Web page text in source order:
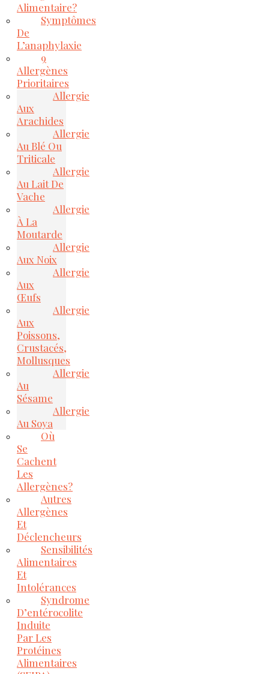
Alimentaire?
Symptômes
De
L’anaphylaxie
9
Allergènes
Prioritaires
Allergie
Aux
Arachides
Allergie
Au Blé Ou
Triticale
Allergie
Au Lait De
Vache
Allergie
À La
Moutarde
Allergie
Aux Noix
Allergie
Aux
Œufs
Allergie
Aux
Poissons,
Crustacés,
Mollusques
Allergie
Au
Sésame
Allergie
Au Soya
Où
Se
Cachent
Les
Allergènes?
Autres
Allergènes
Et
Déclencheurs
Sensibilités
Alimentaires
Et
Intolérances
Syndrome
D’entérocolite
Induite
Par Les
Protéines
Alimentaires